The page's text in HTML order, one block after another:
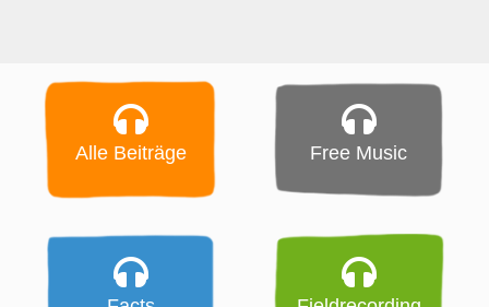
Alle Beiträge Free Music